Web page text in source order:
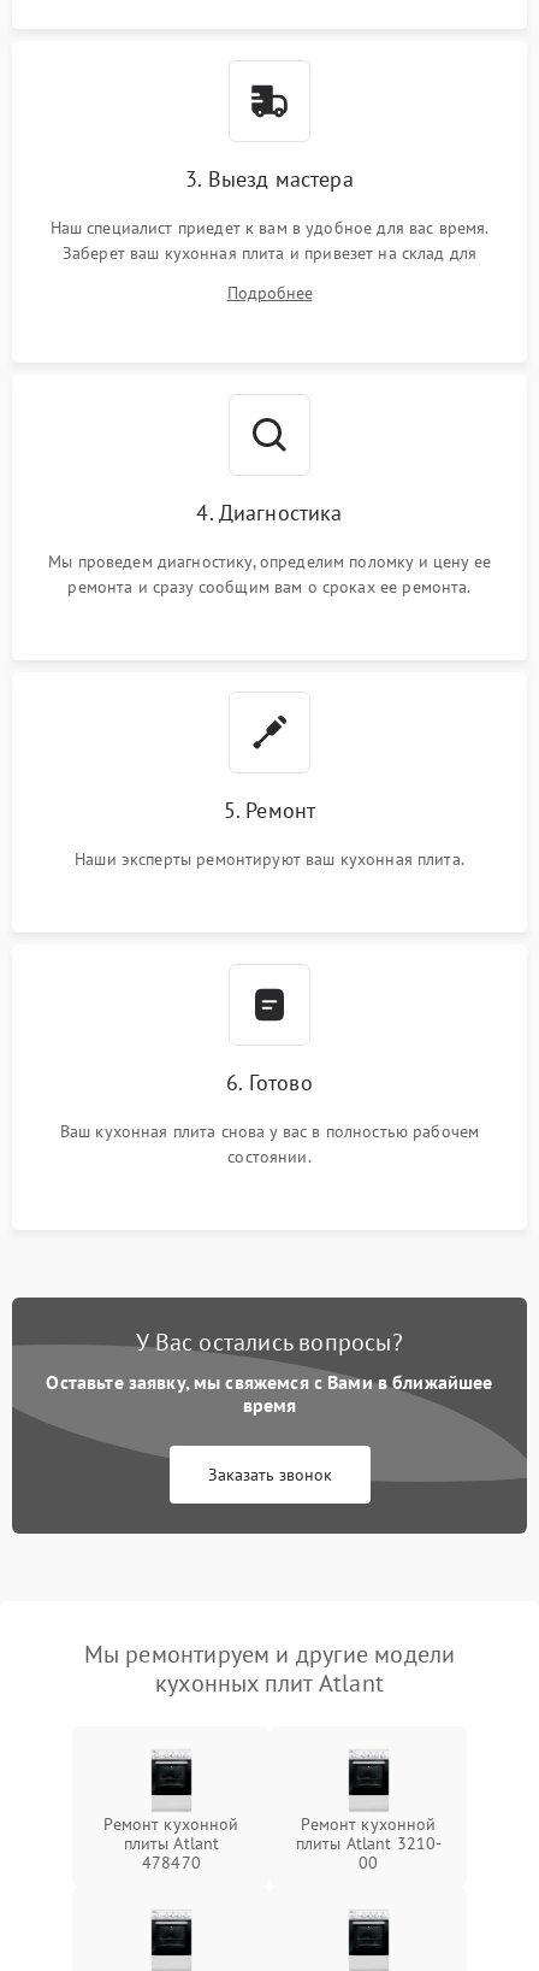
3. Выезд мастера
Наш специалист приедет к вам в удобное для вас время.
Заберет ваш кухонная плита и привезет на склад для
Подробнее
4. Диагностика
Мы проведем диагностику, определим поломку и цену ее
ремонта и сразу сообщим вам о сроках ее ремонта.
5. Ремонт
Наши эксперты ремонтируют ваш кухонная плита.
6. Готово
Ваш кухонная плита снова у вас в полностью рабочем
состоянии.
У Вас остались вопросы?
Оставьте заявку, мы свяжемся с Вами в ближайшее
время
Заказать звонок
Мы ремонтируем и другие модели
кухонных плит Atlant
Ремонт кухонной
плиты Atlant
478470
Ремонт кухонной
плиты Atlant 3210-
00